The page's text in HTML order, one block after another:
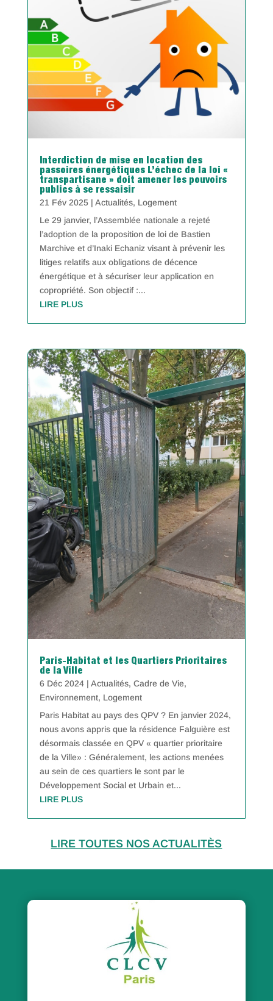
Interdiction de mise en location des
passoires énergétiques L’échec de la loi «
transpartisane » doit amener les pouvoirs
publics à se ressaisir
21 Fév 2025| Actualités, Logement
Le 29 janvier, l’Assemblée nationale a rejeté
l’adoption de la proposition de loi de Bastien
Marchive et d’Inaki Echaniz visant à prévenir les
litiges relatifs aux obligations de décence
énergétique et à sécuriser leur application en
copropriété. Son objectif :...
LIRE PLUS
Paris-Habitat et les Quartiers Prioritaires
de la Ville
6 Déc 2024| Actualités, Cadre de Vie,
Environnement, Logement
Paris Habitat au pays des QPV ? En janvier 2024,
nous avons appris que la résidence Falguière est
désormais classée en QPV « quartier prioritaire
de la Ville» : Généralement, les actions menées
au sein de ces quartiers le sont par le
Développement Social et Urbain et...
LIRE PLUS
LIRE TOUTES NOS ACTUALITÈS